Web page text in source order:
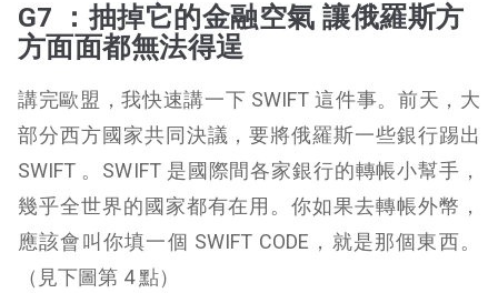
G7 ：抽掉它的金融空氣 讓俄羅斯方
方面面都無法得逞
講完歐盟，我快速講一下 SWIFT 這件事。前天，大
部分西方國家共同決議，要將俄羅斯一些銀行踢出
SWIFT 。SWIFT 是國際間各家銀行的轉帳小幫手，
幾乎全世界的國家都有在用。你如果去轉帳外幣，
應該會叫你填一個 SWIFT CODE，就是那個東西。
（見下圖第 4 點）